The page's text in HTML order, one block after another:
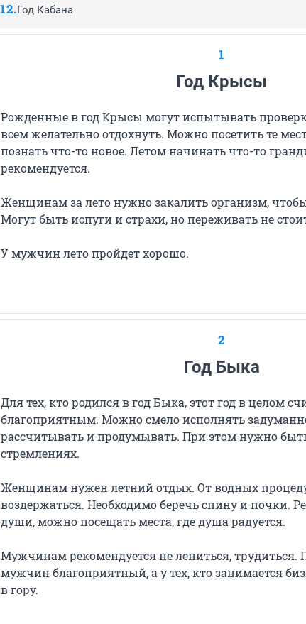
Год Кабана
1
Год Крысы
Рожденные в год Крысы могут испытывать
всем желательно отдохнуть. Можно посетить те
познать что-то новое. Летом начинать что-то
рекомендуется.
Женщинам за лето нужно закалить организм,
Могут быть испуги и страхи, но переживать не
У мужчин лето пройдет хорошо.
2
Год Быка
Для тех, кто родился в год Быка, этот год в целом
благоприятным. Можно смело исполнять
рассчитывать и продумывать. При этом нужно
стремлениях.
Женщинам нужен летний отдых. От водных
воздержаться. Необходимо беречь спину и почки.
души, можно посещать места, где душа радуется.
Мужчинам рекомендуется не лениться, трудиться.
мужчин благоприятный, а у тех, кто занимается
в гору.